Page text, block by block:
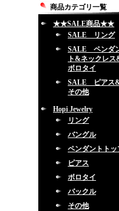
商品カテゴリ一覧
★★SALE商品★★
SALE リング
SALE ペンダ
ト&ネックレス
ボロタイ
SALE ピアス
その他
Hopi Jewelry
リング
バングル
ペンダントトッ
ピアス
ボロタイ
バックル
その他